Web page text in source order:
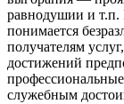
равнодушии и т.п.
понимается
получателям
достижений
служебным